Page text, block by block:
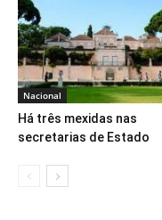
Nacional
Há três mexidas nas
secretarias de Estado